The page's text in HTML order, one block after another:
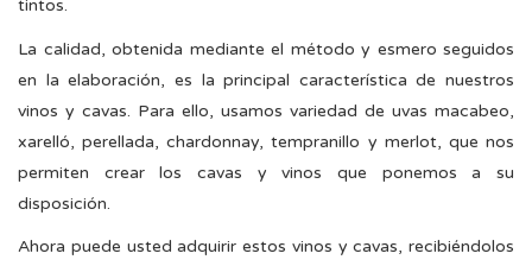
tintos.
La calidad, obtenida mediante el método y esmero seguidos
en la elaboración, es la principal característica de nuestros
vinos y cavas. Para ello, usamos variedad de uvas macabeo,
xarelló, perellada, chardonnay, tempranillo y merlot, que nos
permiten crear los cavas y vinos que ponemos a su
disposición.
Ahora puede usted adquirir estos vinos y cavas, recibiéndolos